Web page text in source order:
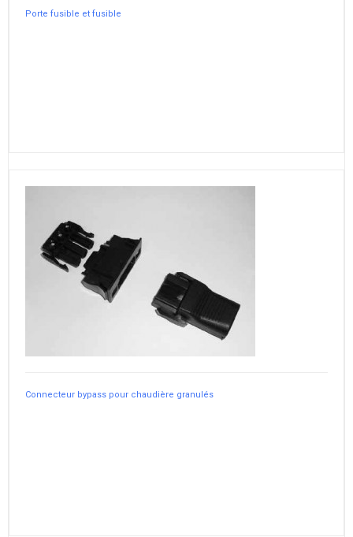
Porte fusible et fusible
Connecteur bypass pour chaudière granulés